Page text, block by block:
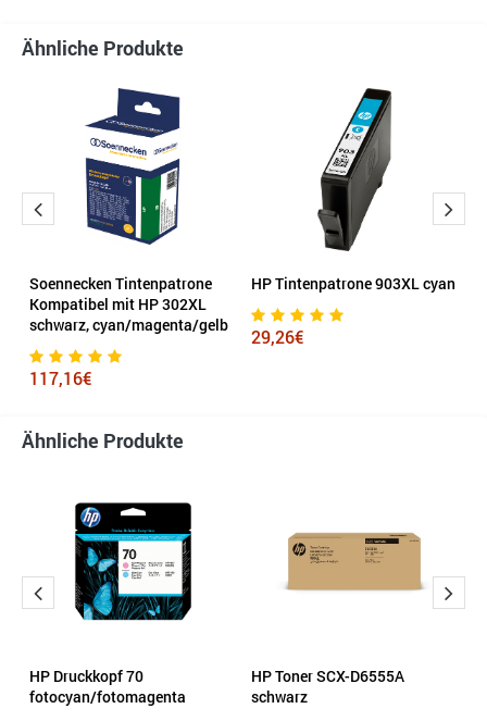
Ähnliche Produkte
Soennecken Tintenpatrone
Kompatibel mit HP 302XL
schwarz, cyan/magenta/gelb
117,16€
HP Tintenpatrone 903XL cyan
29,26€
Ähnliche Produkte
HP Druckkopf 70
fotocyan/fotomagenta
HP Toner SCX-D6555A
schwarz